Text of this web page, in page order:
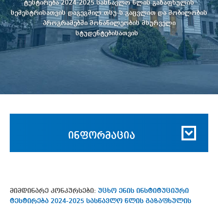
ტესტირება 2024-2025 სასწავლო წლის გაზაფხულის
სემესტრისათვის დაგეგმილ თსუ-ს გაცვლით და მობილობის
პროგრამებში მონაწილეობის მსურველი
სტუდენტებისათვის
ინფორმაცია
მიმდინარე კონკურსები: უცხო ენის ინსტიტუციური
ტესტირება 2024-2025 სასწავლო წლის გაზაფხულის